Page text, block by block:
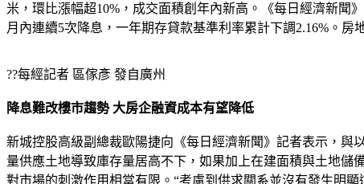
米，環比漲幅超10%，成交面積創年內新高。《每日經濟新聞
月內連續5次降息，一年期存貸款基準利率累計下調2.16%。
??每經記者 區傢彥 發自廣州
降息難改樓市趨勢 大房企融資成本有望降低
新城控股高級副總裁歐陽捷向《每日經濟新聞》記者表示，與
量供應土地導致庫存量居高不下，如果加上在建面積與土地
對市場的刺激作用相當有限。“考慮到供求關系並沒有發生明